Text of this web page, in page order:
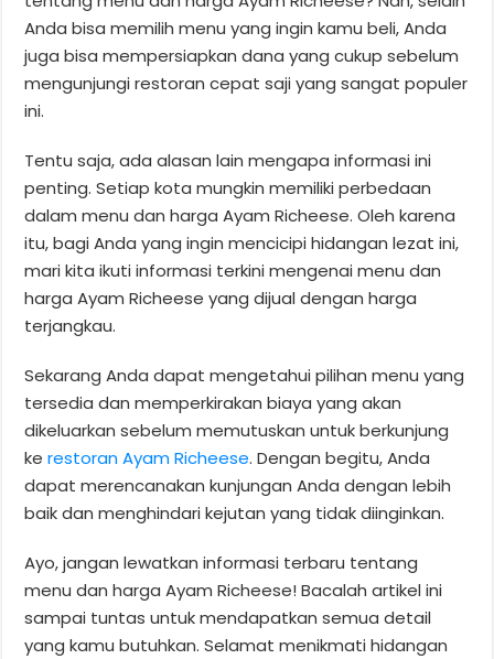
Anda bisa memilih menu yang ingin kamu beli, Anda
juga bisa mempersiapkan dana yang cukup sebelum
mengunjungi restoran cepat saji yang sangat populer
ini.
Tentu saja, ada alasan lain mengapa informasi ini
penting. Setiap kota mungkin memiliki perbedaan
dalam menu dan harga Ayam Richeese. Oleh karena
itu, bagi Anda yang ingin mencicipi hidangan lezat ini,
mari kita ikuti informasi terkini mengenai menu dan
harga Ayam Richeese yang dijual dengan harga
terjangkau.
Sekarang Anda dapat mengetahui pilihan menu yang
tersedia dan memperkirakan biaya yang akan
dikeluarkan sebelum memutuskan untuk berkunjung
kerestoran Ayam Richeese. Dengan begitu, Anda
dapat merencanakan kunjungan Anda dengan lebih
baik dan menghindari kejutan yang tidak diinginkan.
Ayo, jangan lewatkan informasi terbaru tentang
menu dan harga Ayam Richeese! Bacalah artikel ini
sampai tuntas untuk mendapatkan semua detail
yang kamu butuhkan. Selamat menikmati hidangan